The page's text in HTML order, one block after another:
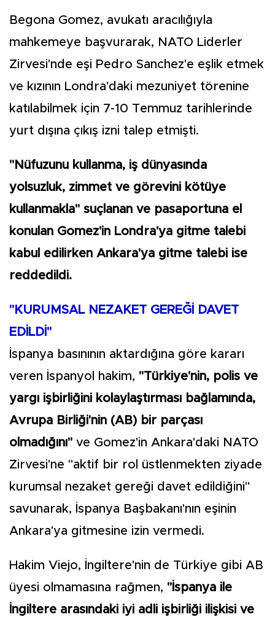
Begona Gomez, avukatı aracılığıyla
mahkemeye başvurarak, NATO Liderler
Zirvesi'nde eşi Pedro Sanchez'e eşlik etmek
ve kızının Londra'daki mezuniyet törenine
katılabilmek için 7-10 Temmuz tarihlerinde
yurt dışına çıkış izni talep etmişti.
"Nüfuzunu kullanma, iş dünyasında
yolsuzluk, zimmet ve görevini kötüye
kullanmakla" suçlanan ve pasaportuna el
konulan Gomez'in Londra'ya gitme talebi
kabul edilirken Ankara'ya gitme talebi ise
reddedildi.
"KURUMSAL NEZAKET GEREĞİ DAVET
EDİLDİ"
İspanya basınının aktardığına göre kararı
veren İspanyol hakim, "Türkiye'nin, polis ve
yargı işbirliğini kolaylaştırması bağlamında,
Avrupa Birliği'nin (AB) bir parçası
olmadığını" ve Gomez'in Ankara'daki NATO
Zirvesi'ne "aktif bir rol üstlenmekten ziyade
kurumsal nezaket gereği davet edildiğini"
savunarak, İspanya Başbakanı'nın eşinin
Ankara'ya gitmesine izin vermedi.
Hakim Viejo, İngiltere'nin de Türkiye gibi AB
üyesi olmamasına rağmen, "İspanya ile
İngiltere arasındaki iyi adli işbirliği ilişkisi ve